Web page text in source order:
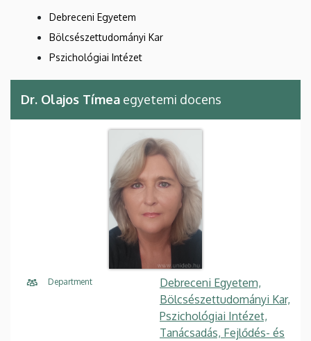
Debreceni Egyetem
Bölcsészettudományi Kar
Pszichológiai Intézet
Dr. Olajos Tímea egyetemi docens
Department
Debreceni Egyetem,
Bölcsészettudományi Kar,
Pszichológiai Intézet,
Tanácsadás, Fejlődés- és